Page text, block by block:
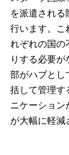
を派遣される
行います。こ
れぞれの国の
りする必要
部がハブとし
括して管理す
ニケーション
が大幅に軽減